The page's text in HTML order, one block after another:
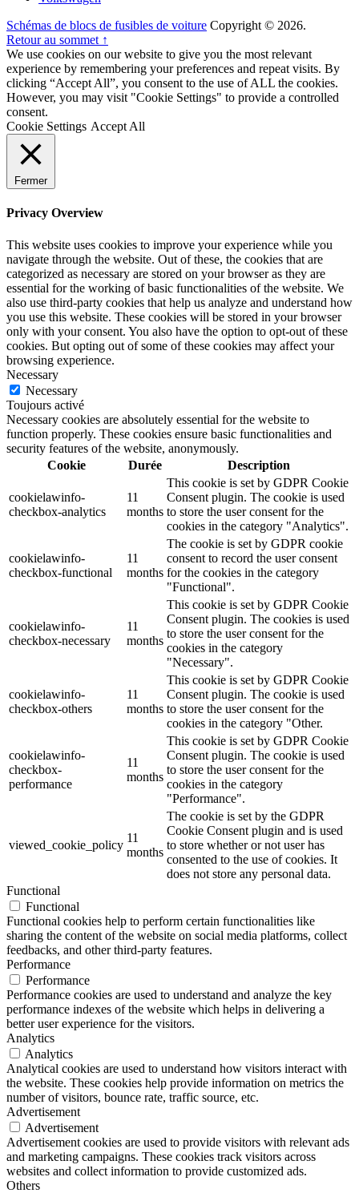
Schémas de blocs de fusibles de voiture Copyright © 2026.
Retour au sommet ↑
We use cookies on our website to give you the most relevant
experience by remembering your preferences and repeat visits. By
clicking “Accept All”, you consent to the use of ALL the cookies.
However, you may visit "Cookie Settings" to provide a controlled
consent.
Cookie Settings Accept All
Fermer
Privacy Overview
This website uses cookies to improve your experience while you
navigate through the website. Out of these, the cookies that are
categorized as necessary are stored on your browser as they are
essential for the working of basic functionalities of the website. We
also use third-party cookies that help us analyze and understand how
you use this website. These cookies will be stored in your browser
only with your consent. You also have the option to opt-out of these
cookies. But opting out of some of these cookies may affect your
browsing experience.
Necessary
Necessary
Toujours activé
Necessary cookies are absolutely essential for the website to
function properly. These cookies ensure basic functionalities and
security features of the website, anonymously.
Cookie
Durée Description
cookielawinfo-
checkbox-analytics
11
months
This cookie is set by GDPR Cookie
Consent plugin. The cookie is used
to store the user consent for the
cookies in the category "Analytics".
cookielawinfo-
checkbox-functional
11
months
The cookie is set by GDPR cookie
consent to record the user consent
for the cookies in the category
"Functional".
cookielawinfo-
checkbox-necessary
11
months
This cookie is set by GDPR Cookie
Consent plugin. The cookies is used
to store the user consent for the
cookies in the category
"Necessary".
cookielawinfo-
checkbox-others
11
months
This cookie is set by GDPR Cookie
Consent plugin. The cookie is used
to store the user consent for the
cookies in the category "Other.
cookielawinfo-
checkbox-
performance
11
months
This cookie is set by GDPR Cookie
Consent plugin. The cookie is used
to store the user consent for the
cookies in the category
"Performance".
viewed_cookie_policy
11
months
The cookie is set by the GDPR
Cookie Consent plugin and is used
to store whether or not user has
consented to the use of cookies. It
does not store any personal data.
Functional
Functional
Functional cookies help to perform certain functionalities like
sharing the content of the website on social media platforms, collect
feedbacks, and other third-party features.
Performance
Performance
Performance cookies are used to understand and analyze the key
performance indexes of the website which helps in delivering a
better user experience for the visitors.
Analytics
Analytics
Analytical cookies are used to understand how visitors interact with
the website. These cookies help provide information on metrics the
number of visitors, bounce rate, traffic source, etc.
Advertisement
Advertisement
Advertisement cookies are used to provide visitors with relevant ads
and marketing campaigns. These cookies track visitors across
websites and collect information to provide customized ads.
Others